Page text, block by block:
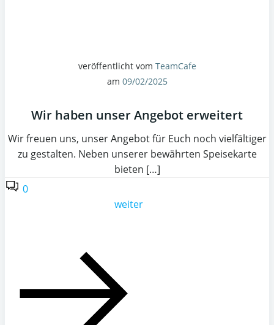
veröffentlicht vom TeamCafe
am 09/02/2025
Wir haben unser Angebot erweitert
Wir freuen uns, unser Angebot für Euch noch vielfältiger
zu gestalten. Neben unserer bewährten Speisekarte
bieten […]
0
weiter